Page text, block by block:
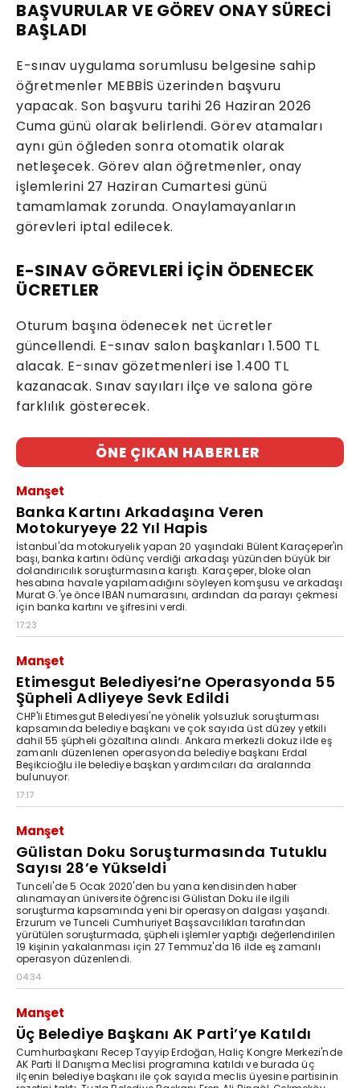
BAŞVURULAR VE GÖREV ONAY SÜRECİ
BAŞLADI
E-sınav uygulama sorumlusu belgesine sahip
öğretmenler MEBBİS üzerinden başvuru
yapacak. Son başvuru tarihi 26 Haziran 2026
Cuma günü olarak belirlendi. Görev atamaları
aynı gün öğleden sonra otomatik olarak
netleşecek. Görev alan öğretmenler, onay
işlemlerini 27 Haziran Cumartesi günü
tamamlamak zorunda. Onaylamayanların
görevleri iptal edilecek.
E-SINAV GÖREVLERİ İÇİN ÖDENECEK
ÜCRETLER
Oturum başına ödenecek net ücretler
güncellendi. E-sınav salon başkanları 1.500 TL
alacak. E-sınav gözetmenleri ise 1.400 TL
kazanacak. Sınav sayıları ilçe ve salona göre
farklılık gösterecek.
ÖNE ÇIKAN HABERLER
Manşet
Banka Kartını Arkadaşına Veren
Motokuryeye 22 Yıl Hapis
İstanbul'da motokuryelik yapan 20 yaşındaki Bülent Karaçeper'in
başı, banka kartını ödünç verdiği arkadaşı yüzünden büyük bir
dolandırıcılık soruşturmasına karıştı. Karaçeper, bloke olan
hesabına havale yapılamadığını söyleyen komşusu ve arkadaşı
Murat G.'ye önce IBAN numarasını, ardından da parayı çekmesi
için banka kartını ve şifresini verdi.
17:23
Manşet
Etimesgut Belediyesi’ne Operasyonda 55
Şüpheli Adliyeye Sevk Edildi
CHP'li Etimesgut Belediyesi'ne yönelik yolsuzluk soruşturması
kapsamında belediye başkanı ve çok sayıda üst düzey yetkili
dahil 55 şüpheli gözaltına alındı. Ankara merkezli dokuz ilde eş
zamanlı düzenlenen operasyonda belediye başkanı Erdal
Beşikcioğlu ile belediye başkan yardımcıları da aralarında
bulunuyor.
17:17
Manşet
Gülistan Doku Soruşturmasında Tutuklu
Sayısı 28’e Yükseldi
Tunceli'de 5 Ocak 2020'den bu yana kendisinden haber
alınamayan üniversite öğrencisi Gülistan Doku ile ilgili
soruşturma kapsamında yeni bir operasyon dalgası yaşandı.
Erzurum ve Tunceli Cumhuriyet Başsavcılıkları tarafından
yürütülen soruşturmada, şüpheli işlemler yaptığı değerlendirilen
19 kişinin yakalanması için 27 Temmuz'da 16 ilde eş zamanlı
operasyon düzenlendi.
04:34
Manşet
Üç Belediye Başkanı AK Parti’ye Katıldı
Cumhurbaşkanı Recep Tayyip Erdoğan, Haliç Kongre Merkezi'nde
AK Parti İl Danışma Meclisi programına katıldı ve burada üç
ilçenin belediye başkanı ile çok sayıda meclis üyesine partisinin